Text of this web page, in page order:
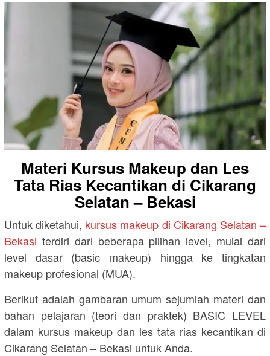
Materi Kursus Makeup dan Les
Tata Rias Kecantikan di Cikarang
Selatan – Bekasi
Untuk diketahui, kursus makeup di Cikarang Selatan –
Bekasi terdiri dari beberapa pilihan level, mulai dari
level dasar (basic makeup) hingga ke tingkatan
makeup profesional (MUA).
Berikut adalah gambaran umum sejumlah materi dan
bahan pelajaran (teori dan praktek) BASIC LEVEL
dalam kursus makeup dan les tata rias kecantikan di
Cikarang Selatan – Bekasi untuk Anda.